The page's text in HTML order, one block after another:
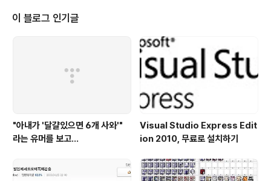
그것은 일부에 지나지 않는다. 특히 모바일과 같은 임베디
드 프로그래밍을 할 때에 사운드 데이터나 혹은 기타 폰트
데이터들을 소스에 포함시켜야 할 때가 종종 있다. 이런 경
우를 위해서 Binary 파일과 Text 파일간의 변환작업을 하
이 블로그 인기글
"아내가 '달걀있으면 6개 사와'"
라는 유머를 보고...
Visual Studio Express Edit
ion 2010, 무료로 설치하기